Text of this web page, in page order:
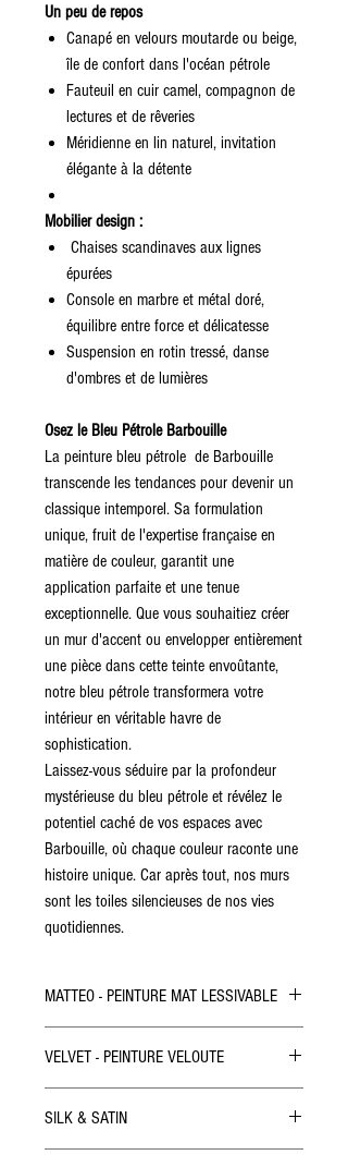
Un peu de repos
Canapé en velours moutarde ou beige,
île de confort dans l'océan pétrole
Fauteuil en cuir camel, compagnon de
lectures et de rêveries
Méridienne en lin naturel, invitation
élégante à la détente
Mobilier design :
Chaises scandinaves aux lignes
épurées
Console en marbre et métal doré,
équilibre entre force et délicatesse
Suspension en rotin tressé, danse
d'ombres et de lumières
Osez le Bleu Pétrole Barbouille
La peinture bleu pétrole de Barbouille
transcende les tendances pour devenir un
classique intemporel. Sa formulation
unique, fruit de l'expertise française en
matière de couleur, garantit une
application parfaite et une tenue
exceptionnelle. Que vous souhaitiez créer
un mur d'accent ou envelopper entièrement
une pièce dans cette teinte envoûtante,
notre bleu pétrole transformera votre
intérieur en véritable havre de
sophistication.
Laissez-vous séduire par la profondeur
mystérieuse du bleu pétrole et révélez le
potentiel caché de vos espaces avec
Barbouille, où chaque couleur raconte une
histoire unique. Car après tout, nos murs
sont les toiles silencieuses de nos vies
quotidiennes.
MATTEO - PEINTURE MAT LESSIVABLE
de toutes vos pièces, salle de bain et cuisine
Nettoyage des outils à l'eau. Séchage en 1
VELVET - PEINTURE VELOUTE
et boiseries de toutes vos pièces, salle de bain et
SILK & SATIN